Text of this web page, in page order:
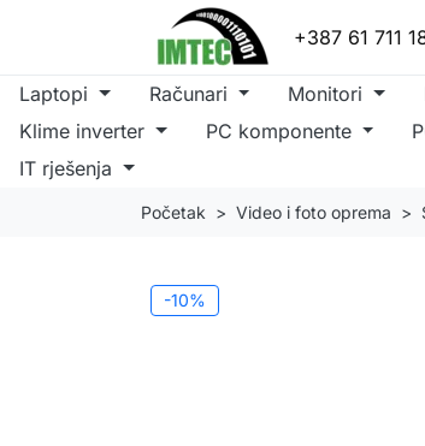
+387 61 711
Laptopi Računari Monitori
Klime inverter
PC komponente
IT rješenja
Početak Video i foto oprema
-10%